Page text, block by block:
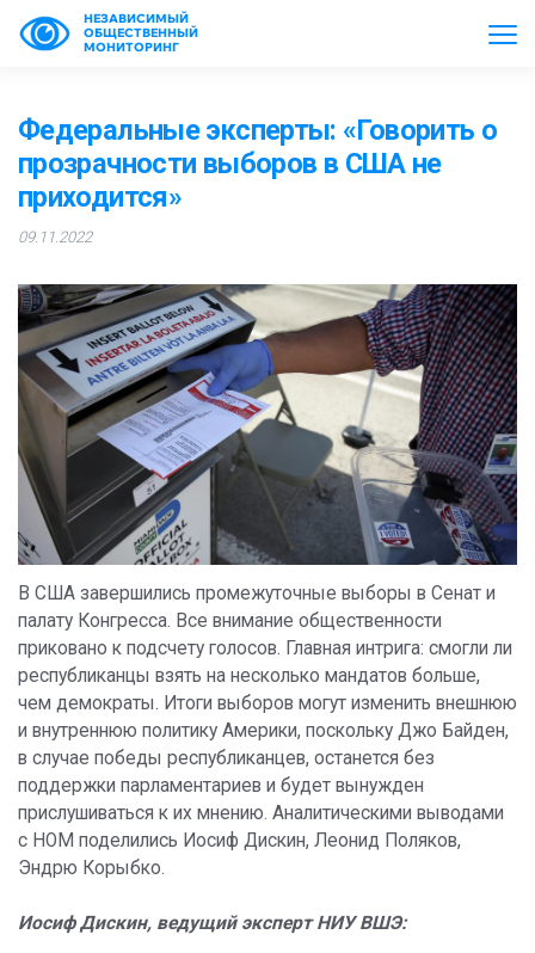
НЕЗАВИСИМЫЙ
ОБЩЕСТВЕННЫЙ
МОНИТОРИНГ
Федеральные эксперты: «Говорить о
прозрачности выборов в США не
приходится»
09.11.2022
В США завершились промежуточные выборы в Сенат и
палату Конгресса. Все внимание общественности
приковано к подсчету голосов. Главная интрига: смогли ли
республиканцы взять на несколько мандатов больше,
чем демократы. Итоги выборов могут изменить внешнюю
и внутреннюю политику Америки, поскольку Джо Байден,
в случае победы республиканцев, останется без
поддержки парламентариев и будет вынужден
прислушиваться к их мнению. Аналитическими выводами
с НОМ поделились Иосиф Дискин, Леонид Поляков,
Эндрю Корыбко.
Иосиф Дискин, ведущий эксперт НИУ ВШЭ: